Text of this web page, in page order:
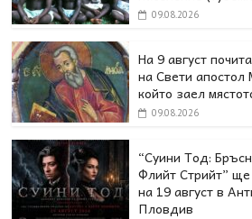
09.08.2026
На 9 август
на Свети
който заел
09.08.2026
“Суини Тод:
Флийт Стрийт”
на 19 август в
Пловдив